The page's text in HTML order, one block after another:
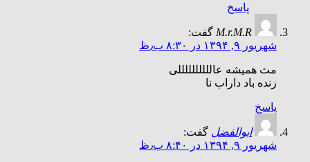
پاسخ
M.r.M.R گفت:
شهریور ۹, ۱۳۹۴ در ۸:۳۰ ب٫ظ
مث همیشه عاللللللللللی
زنده باد داراب نا
پاسخ
ابوالفضل گفت:
شهریور ۹, ۱۳۹۴ در ۸:۴۰ ب٫ظ